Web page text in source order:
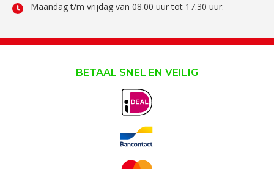
Maandag t/m vrijdag van 08.00 uur tot 17.30 uur.
BETAAL SNEL EN VEILIG